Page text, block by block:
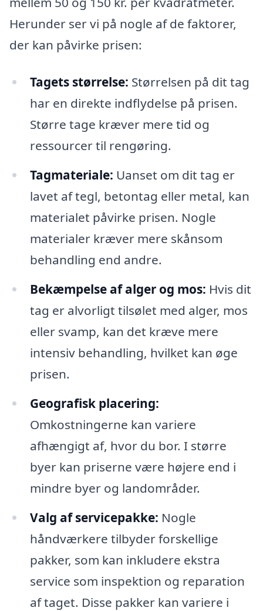
Herunder ser vi på nogle af de faktorer,
der kan påvirke prisen:
Tagets størrelse: Størrelsen på dit tag
har en direkte indflydelse på prisen.
Større tage kræver mere tid og
ressourcer til rengøring.
Tagmateriale: Uanset om dit tag er
lavet af tegl, betontag eller metal, kan
materialet påvirke prisen. Nogle
materialer kræver mere skånsom
behandling end andre.
Bekæmpelse af alger og mos: Hvis dit
tag er alvorligt tilsølet med alger, mos
eller svamp, kan det kræve mere
intensiv behandling, hvilket kan øge
prisen.
Geografisk placering:
Omkostningerne kan variere
afhængigt af, hvor du bor. I større
byer kan priserne være højere end i
mindre byer og landområder.
Valg af servicepakke: Nogle
håndværkere tilbyder forskellige
pakker, som kan inkludere ekstra
service som inspektion og reparation
af taget. Disse pakker kan variere i